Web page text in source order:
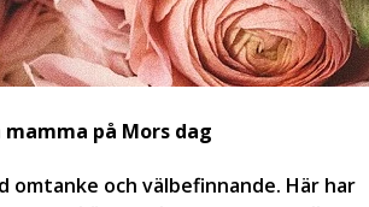
på Mors dag
omtanke och välbefinnande. Här har